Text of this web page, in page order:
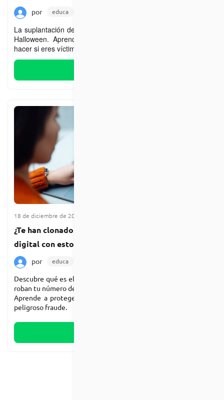
por educa
La suplantación de identidad es el “disfraz” más peligroso de
Halloween. Aprende cómo ocurre, cómo prevenirla y qué
hacer si eres víctima.
18 de diciembre de 2024
¿Te han clonado el SIM? Protege tu identidad
digital con estos consejos
por educa
Descubre qué es el SIM swapping, cómo los ciberdelincuentes
roban tu número de teléfono y qué puedes hacer para evitarlo.
Aprende a proteger tus cuentas y datos personales de este
peligroso fraude.